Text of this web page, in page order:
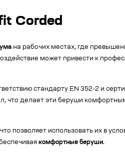
Corded
на рабочих местах, где
может привести к
стандарту EN 352-2 и
что делает эти беруши
позволяет использовать их в
комфортные беруши.